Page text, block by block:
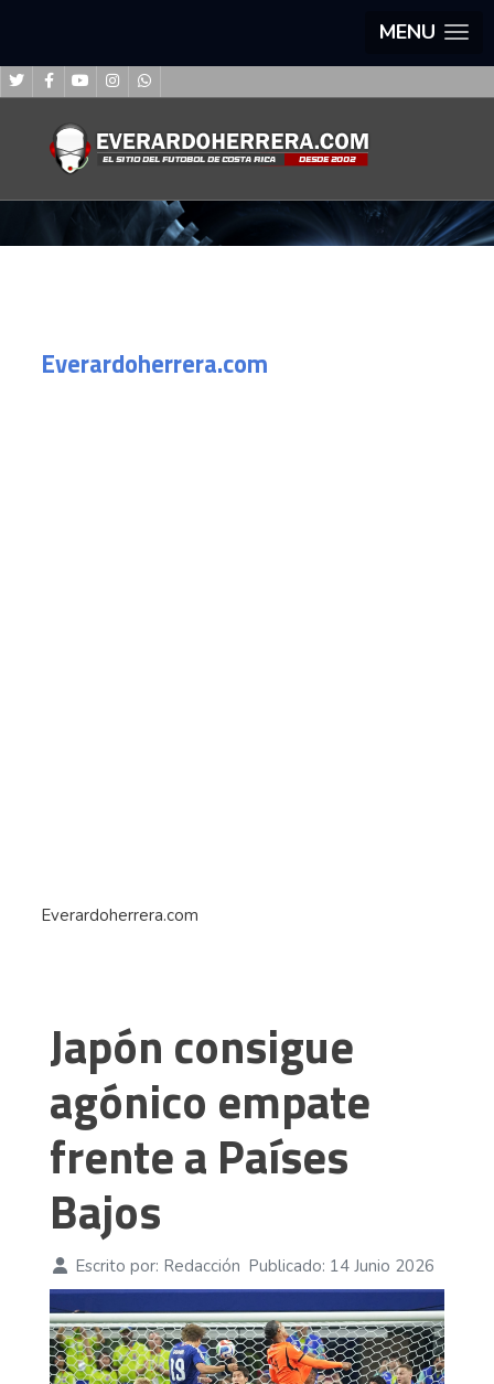
MENU
Everardoherrera.com
Everardoherrera.com
Japón consigue
agónico empate
frente a Países
Bajos
Escrito por: Redacción Publicado: 14 Junio 2026